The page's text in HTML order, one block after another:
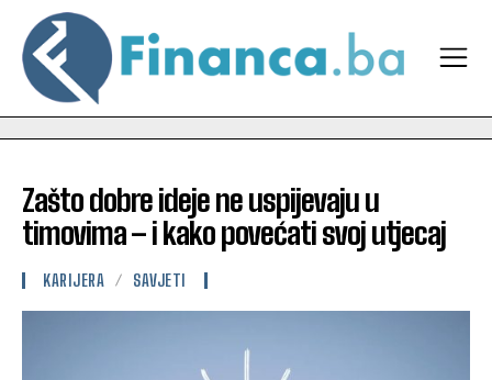
Zašto dobre ideje ne uspijevaju u
timovima – i kako povećati svoj utjecaj
KARIJERA SAVJETI